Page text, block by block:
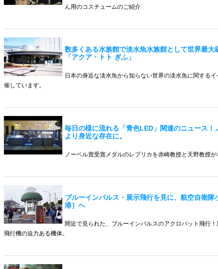
ん用のコスチュームのご紹介
数多くある水族館で淡水魚水族館として世界最大
「アクア・トト ぎふ」
日本の身近な淡水魚から知らない世界の淡水魚に関する
催しています。
毎日の様に流れる「青色LED」関連のニュース！
より身近な存在に。
ノーベル賞受賞メダルのレプリカを赤崎教授と天野教授
ブルーインパルス・展示飛行を見に、航空自衛隊
港］へ
間近で見られた、ブルーインパルスのアクロバット飛行
飛行機の迫力ある機体。